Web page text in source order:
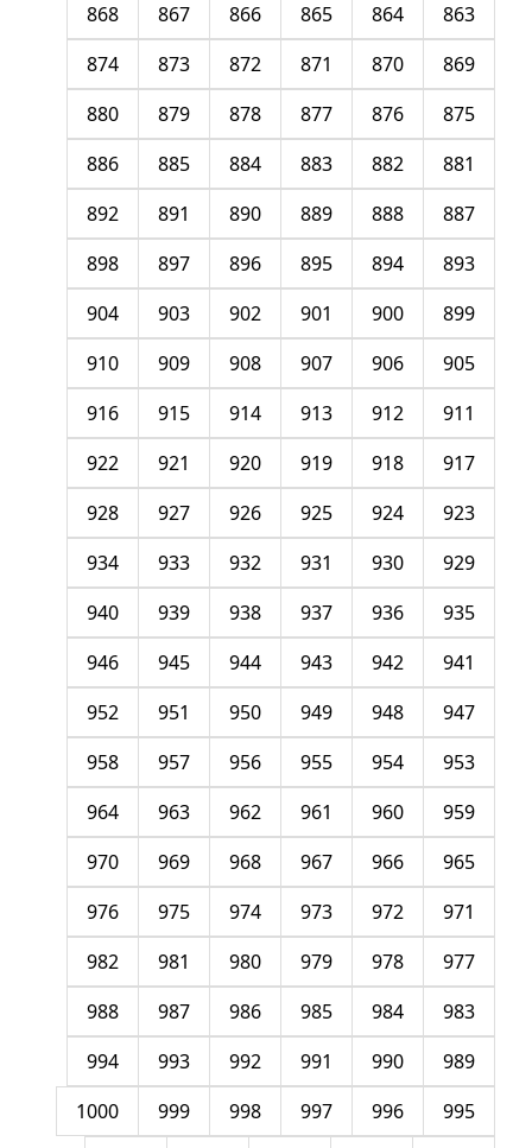
863
864
865
866
867
868
869
870
871
872
873
874
875
876
877
878
879
880
881
882
883
884
885
886
887
888
889
890
891
892
893
894
895
896
897
898
899
900
901
902
903
904
905
906
907
908
909
910
911
912
913
914
915
916
917
918
919
920
921
922
923
924
925
926
927
928
929
930
931
932
933
934
935
936
937
938
939
940
941
942
943
944
945
946
947
948
949
950
951
952
953
954
955
956
957
958
959
960
961
962
963
964
965
966
967
968
969
970
971
972
973
974
975
976
977
978
979
980
981
982
983
984
985
986
987
988
989
990
991
992
993
994
995
996
997
998
999
1000